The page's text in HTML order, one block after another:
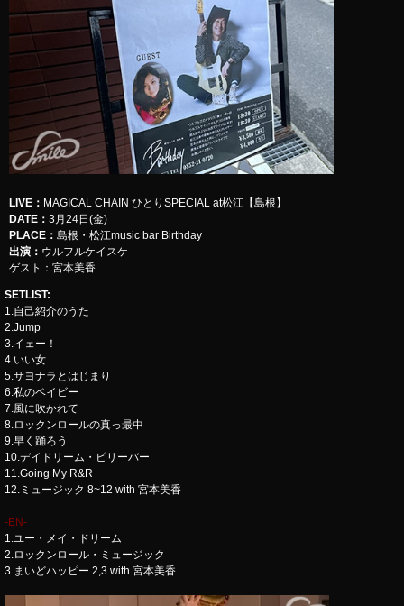
LIVE ： ​​​​​​​MAGICAL CHAIN ひとりSPECIAL at松江【島根】
DATE： 3月24日(金)
PLACE： 島根・松江music bar Birthday
出演： ウルフルケイスケ
ゲスト：宮本美香
SETLIST:
1.自己紹介のうた
2.Jump
3.イェー！
4.いい女
5.サヨナラとはじまり
6.私のベイビー
7.風に吹かれて
8.ロックンロールの真っ最中
9.早く踊ろう
10.デイドリーム・ビリーバー
11.Going My R&R
12.ミュージック 8~12 with 宮本美香
-EN-
1.ユー・メイ・ドリーム
2.ロックンロール・ミュージック
3.まいどハッピー 2,3 with 宮本美香